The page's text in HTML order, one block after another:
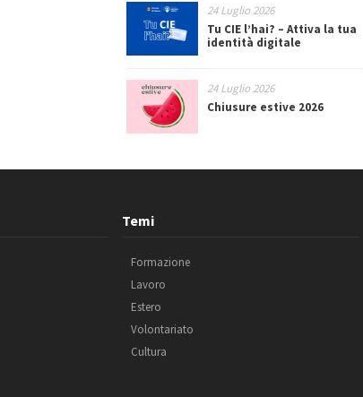
24 Luglio 2026
Tu CIE l’hai? – Attiva la tua
identità digitale
24 Luglio 2026
Chiusure estive 2026
Temi
Formazione
Lavoro
Estero
Volontariato
Cultura